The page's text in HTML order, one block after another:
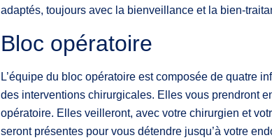
adaptés, toujours avec la bienveillance et la bien-
Bloc opératoire
L’équipe du bloc opératoire est composée de quatre
des interventions chirurgicales. Elles vous prendront
opératoire. Elles veilleront, avec votre chirurgien et
seront présentes pour vous détendre jusqu’à votre